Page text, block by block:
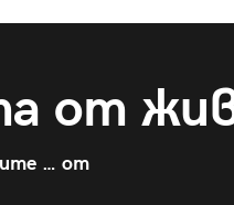
от
… от